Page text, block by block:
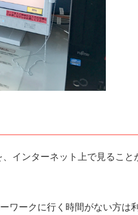
インターネット上で見ること
ワークに行く時間がない方は